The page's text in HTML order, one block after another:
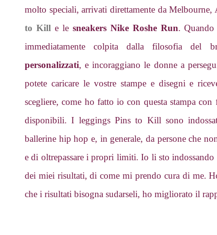
molto speciali, arrivati direttamente da
to Kill e le sneakers Nike Roshe Run.
immediatamente colpita dalla filosofia del
personalizzati, e incoraggiano le donne a
potete caricare le vostre stampe e disegni e
scegliere, come ho fatto io con questa stampa
disponibili. I leggings Pins to Kill sono
ballerine hip hop e, in generale, da persone che
e di oltrepassare i propri limiti. Io li sto
dei miei risultati, di come mi prendo cura di me.
che i risultati bisogna sudarseli, ho migliorato il